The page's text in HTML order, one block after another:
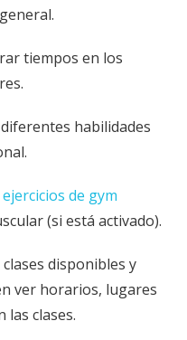
tiempos en los
habilidades
de gym
(si está activado).
disponibles y
ver horarios, lugares
las clases.